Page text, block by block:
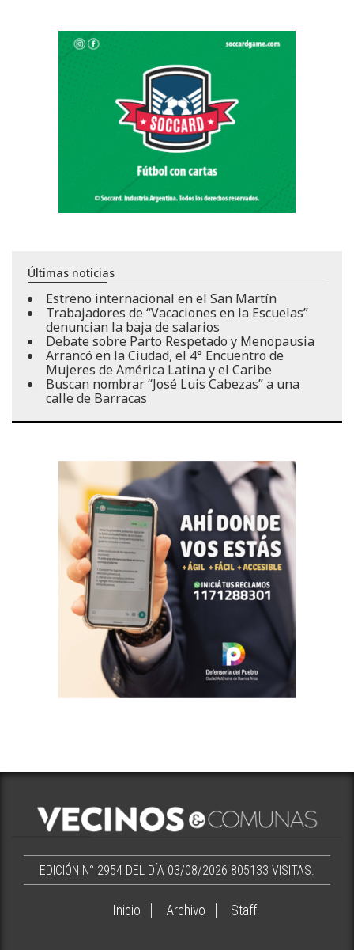
Últimas noticias
Estreno internacional en el San Martín
Trabajadores de “Vacaciones en la Escuelas”
denuncian la baja de salarios
Debate sobre Parto Respetado y Menopausia
Arrancó en la Ciudad, el 4° Encuentro de
Mujeres de América Latina y el Caribe
Buscan nombrar “José Luis Cabezas” a una
calle de Barracas
EDICIÓN N° 2954 DEL DÍA 03/08/2026 805133 VISITAS.
Inicio Archivo Staff